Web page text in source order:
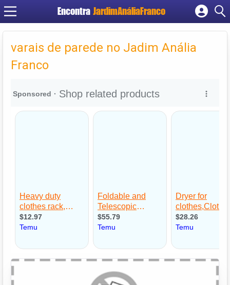
Encontra JardimAnáliaFranco
Cadastrar empresa
Criar conta
varais de parede no Jadim Anália
Franco